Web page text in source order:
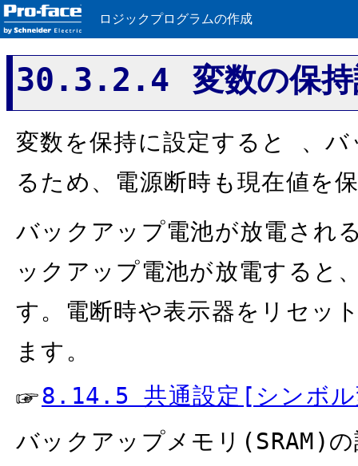
ロジックプログラムの作成
30.3.2.4 変数の保持
変数を保持に設定すると 、
るため、電源断時も現在値を
バックアップ電池が放電され
ックアップ電池が放電すると
す。電断時や表示器をリセッ
ます。
8.14.5 共通設定[シンボル
バックアップメモリ(SRAM)